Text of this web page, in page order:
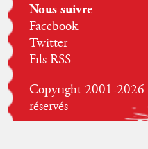
Nous suivre
Facebook
Twitter
Fils RSS
Copyright 2001-
réservés